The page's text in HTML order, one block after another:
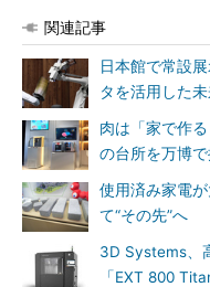
関連記事
日本館で常設
タを活用した
肉は「家で作
の台所を万博
使用済み家電
て“その先”へ
3D Systems、
「EXT 800